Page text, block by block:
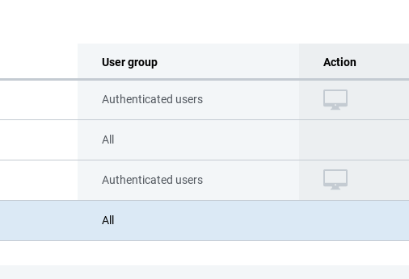
User group Action
Authenticated users
All
Authenticated users
All